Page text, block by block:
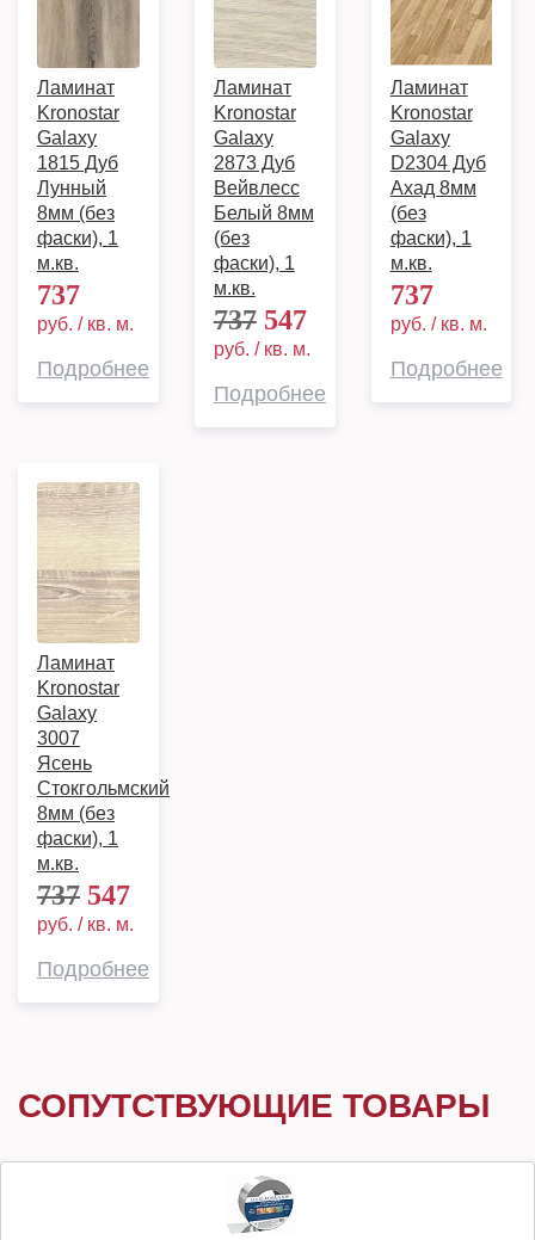
Ламинат
Kronostar
Galaxy
1815 Дуб
Лунный
8мм (без
фаски), 1
м.кв.
737
руб. / кв. м.
Подробнее
Ламинат
Kronostar
Galaxy
2873 Дуб
Вейвлесс
Белый 8мм
(без
фаски), 1
м.кв.
737547
руб. / кв. м.
Подробнее
Ламинат
Kronostar
Galaxy
D2304 Дуб
Ахад 8мм
(без
фаски), 1
м.кв.
737
руб. / кв. м.
Подробнее
Ламинат
Kronostar
Galaxy
3007
Ясень
Стокгольмский
8мм (без
фаски), 1
м.кв.
737 547
руб. / кв. м.
Подробнее
СОПУТСТВУЮЩИЕ ТОВАРЫ